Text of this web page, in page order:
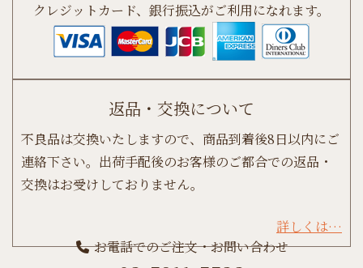
クレジットカード、銀行振込がご利用になれます。
返品・交換について
不良品は交換いたしますので、商品到着後8日以内にご
連絡下さい。出荷手配後のお客様のご都合での返品・
交換はお受けしておりません。
詳しくは…
お電話でのご注文・お問い合わせ